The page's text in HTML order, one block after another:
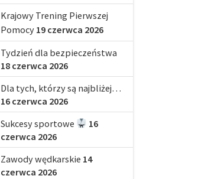
Krajowy Trening Pierwszej
Pomocy 19 czerwca 2026
Tydzień dla bezpieczeństwa
18 czerwca 2026
Dla tych, którzy są najbliżej…
16 czerwca 2026
Sukcesy sportowe
16
czerwca 2026
Zawody wędkarskie 14
czerwca 2026